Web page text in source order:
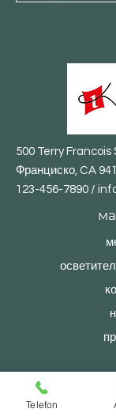
500 Terry
Франциско, CA
123-456-7890 /
© 2023, После
Telefon